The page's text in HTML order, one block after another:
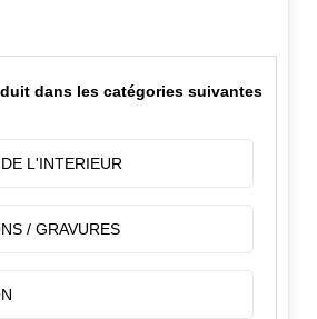
dans les catégories suivantes
L'INTERIEUR
/ GRAVURES